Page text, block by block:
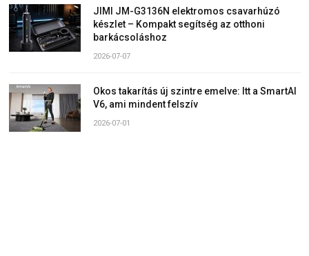
JIMI JM-G3136N elektromos csavarhúzó
készlet – Kompakt segítség az otthoni
barkácsoláshoz
2026-07-07
Okos takarítás új szintre emelve: Itt a SmartAI
V6, ami mindent felszív
2026-07-01